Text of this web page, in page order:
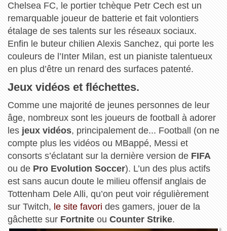
Chelsea FC, le portier tchèque Petr Cech est un
remarquable joueur de batterie et fait volontiers
étalage de ses talents sur les réseaux sociaux.
Enfin le buteur chilien Alexis Sanchez, qui porte les
couleurs de l’Inter Milan, est un pianiste talentueux
en plus d’être un renard des surfaces patenté.
Jeux vidéos et fléchettes.
Comme une majorité de jeunes personnes de leur
âge, nombreux sont les joueurs de football à adorer
les jeux vidéos, principalement de... Football (on ne
compte plus les vidéos ou MBappé, Messi et
consorts s’éclatant sur la dernière version de FIFA
ou de Pro Evolution Soccer). L’un des plus actifs
est sans aucun doute le milieu offensif anglais de
Tottenham Dele Alli, qu’on peut voir régulièrement
sur Twitch, le site favori des gamers, jouer de la
gâchette sur Fortniteou Counter Strike.